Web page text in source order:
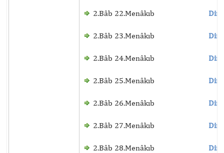
2.Bâb 22.Menâkıb
2.Bâb 23.Menâkıb
2.Bâb 24.Menâkıb
2.Bâb 25.Menâkıb
2.Bâb 26.Menâkıb
2.Bâb 27.Menâkıb
2.Bâb 28.Menâkıb